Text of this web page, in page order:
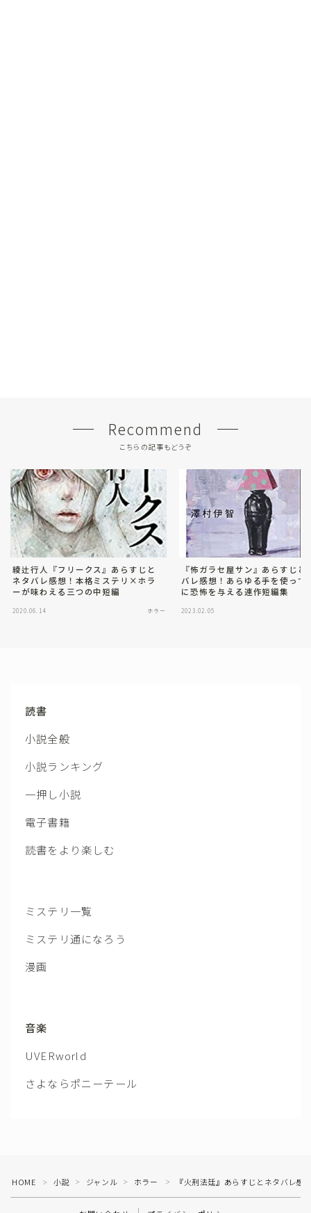
Recommend
こちらの記事もどうぞ
綾辻行人『フリークス』あらすじと
ネタバレ感想！本格ミステリ×ホラ
ーが味わえる三つの中短編
2020.06.14 ホラー
『怖ガラセ屋サン』あらすじと
バレ感想！あらゆる手を使って
に恐怖を与える連作短編集
2023.02.05
読書
小説全般
小説ランキング
一押し小説
電子書籍
読書をより楽しむ
ミステリ一覧
ミステリ通になろう
漫画
音楽
UVERworld
さよならポニーテール
HOME ＞ 小説 ＞ ジャンル ＞ ホラー ＞ 『火刑法廷』あらすじとネタバレ